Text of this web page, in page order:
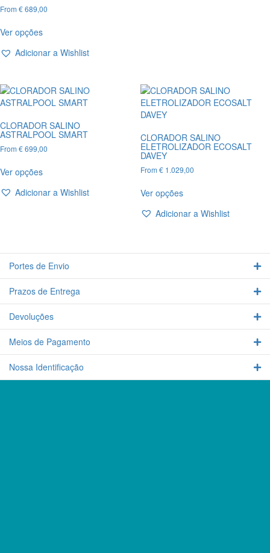
From €689,00
Ver opçõesproduct
multiple
options
may
chosen
the
Adicionar a Wishlist
CLORADOR SALINO
ASTRALPOOL SMART
From €699,00
Ver opçõesproduct
multiple
chosen
on
the
product
page
Adicionar a Wishlist
CLORADOR SALINO
ELETROLIZADOR ECOSALT
DAVEY
From €1.029,00
Ver opçõesproduct
multiple
options
be
on
product
Adicionar a Wishlist
Portes de Envio
Prazos de Entrega
Devoluções
Meios de Pagamento
Nossa Identificação